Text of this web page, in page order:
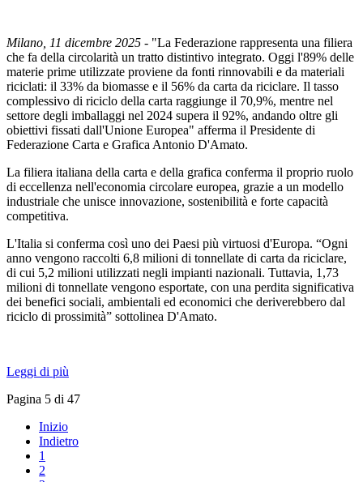
Milano, 11 dicembre 2025 - "La Federazione rappresenta una filiera
che fa della circolarità un tratto distintivo integrato. Oggi l'89% delle
materie prime utilizzate proviene da fonti rinnovabili e da materiali
riciclati: il 33% da biomasse e il 56% da carta da riciclare. Il tasso
complessivo di riciclo della carta raggiunge il 70,9%, mentre nel
settore degli imballaggi nel 2024 supera il 92%, andando oltre gli
obiettivi fissati dall'Unione Europea" afferma il Presidente di
Federazione Carta e Grafica Antonio D'Amato.
La filiera italiana della carta e della grafica conferma il proprio ruolo
di eccellenza nell'economia circolare europea, grazie a un modello
industriale che unisce innovazione, sostenibilità e forte capacità
competitiva.
L'Italia si conferma così uno dei Paesi più virtuosi d'Europa. “Ogni
anno vengono raccolti 6,8 milioni di tonnellate di carta da riciclare,
di cui 5,2 milioni utilizzati negli impianti nazionali. Tuttavia, 1,73
milioni di tonnellate vengono esportate, con una perdita significativa
dei benefici sociali, ambientali ed economici che deriverebbero dal
riciclo di prossimità” sottolinea D'Amato.
Leggi di più
Pagina 5 di 47
Inizio
Indietro
1
2